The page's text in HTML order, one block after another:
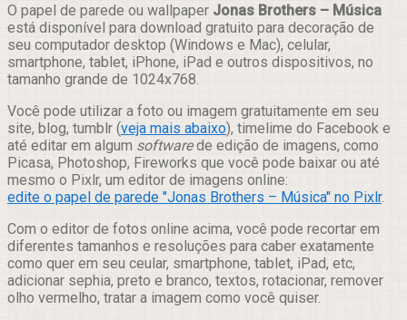
Compartilhar
O papel de parede ou wallpaper Jonas Brothers – Música
está disponível para download gratuito para decoração de
seu computador desktop (Windows e Mac), celular,
smartphone, tablet, iPhone, iPad e outros dispositivos, no
tamanho grande de 1024x768.
Você pode utilizar a foto ou imagem gratuitamente em seu
site, blog, tumblr (veja mais abaixo), timelime do Facebook e
até editar em algum softwarede edição de imagens, como
Picasa, Photoshop, Fireworks que você pode baixar ou até
mesmo o Pixlr, um editor de imagens online:
edite o papel de parede "Jonas Brothers – Música" no Pixlr.
Com o editor de fotos online acima, você pode recortar em
diferentes tamanhos e resoluções para caber exatamente
como quer em seu ceular, smartphone, tablet, iPad, etc,
adicionar sephia, preto e branco, textos, rotacionar, remover
olho vermelho, tratar a imagem como você quiser.